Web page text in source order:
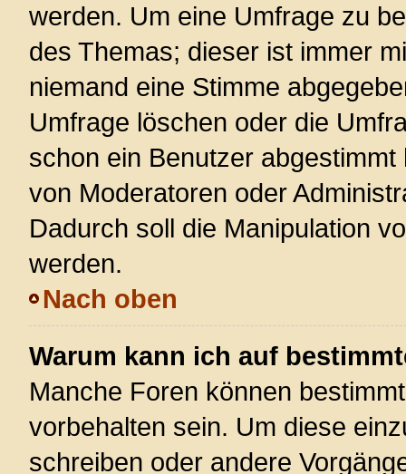
werden. Um eine Umfrage zu
des Themas; dieser ist immer
niemand eine Stimme
Umfrage löschen oder die
schon ein Benutzer
von Moderatoren oder
Dadurch soll die Manipulation
werden.
Nach oben
Warum kann ich auf
Manche Foren können
vorbehalten sein. Um diese
schreiben oder andere